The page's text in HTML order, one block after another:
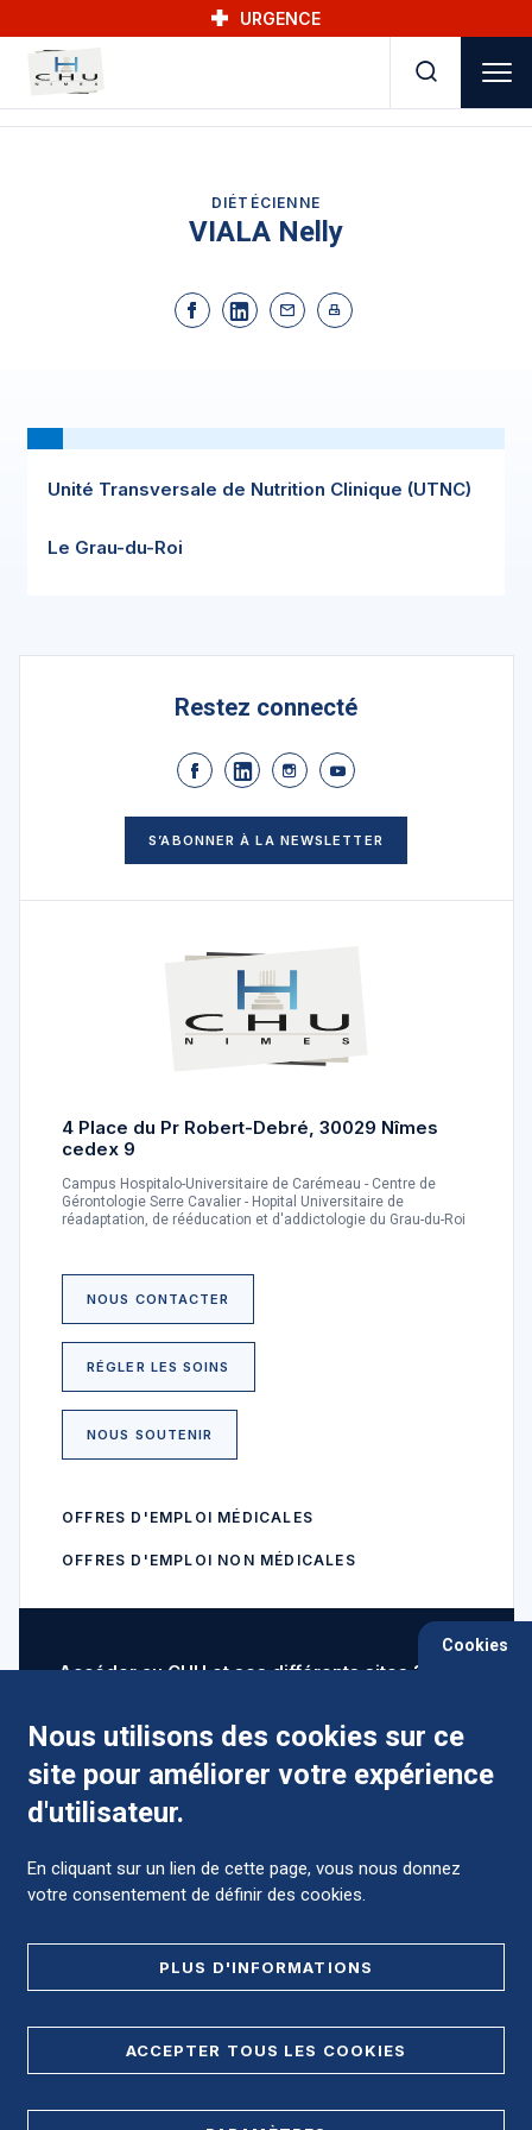
URGENCE
DIÉTÉCIENNE
VIALA Nelly
Unité Transversale de Nutrition Clinique (UTNC)
Le Grau-du-Roi
Restez connecté
S’ABONNER À LA NEWSLETTER
4 Place du Pr Robert-Debré, 30029 Nîmes
cedex 9
Campus Hospitalo-Universitaire de Carémeau - Centre de
Gérontologie Serre Cavalier - Hopital Universitaire de
réadaptation, de rééducation et d'addictologie du Grau-du-Roi
NOUS CONTACTER
RÉGLER LES SOINS
NOUS SOUTENIR
OFFRES D'EMPLOI MÉDICALES
OFFRES D'EMPLOI NON MÉDICALES
Accéder au CHU et ses différents sites ?
Comment préparer mon hospitalisation ?
Cookies
Nous utilisons des cookies sur ce
site pour améliorer votre expérience
d'utilisateur.
En cliquant sur un lien de cette page, vous nous donnez
votre consentement de définir des cookies.
PLUS D'INFORMATIONS
ACCEPTER TOUS LES COOKIES